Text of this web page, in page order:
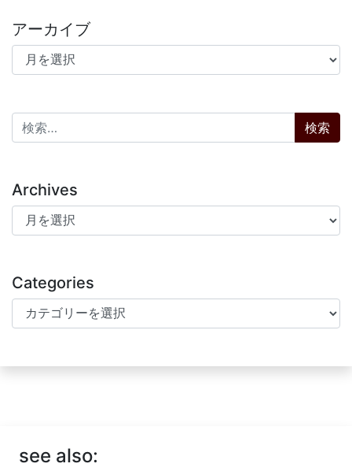
アーカイブ
アーカイブ
検索:
Archives
Archives
Categories
Categories
see also: